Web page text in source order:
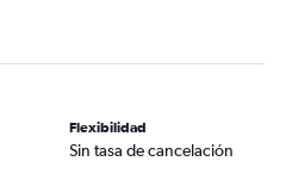
Flexibilidad
Sin tasa de cancelación